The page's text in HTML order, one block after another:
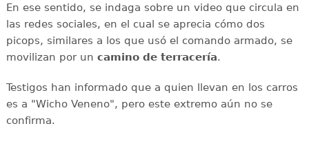
En ese sentido, se indaga sobre un video que circula en
las redes sociales, en el cual se aprecia cómo dos
picops, similares a los que usó el comando armado, se
movilizan por un camino de terracería.
Testigos han informado que a quien llevan en los carros
es a "Wicho Veneno", pero este extremo aún no se
confirma.